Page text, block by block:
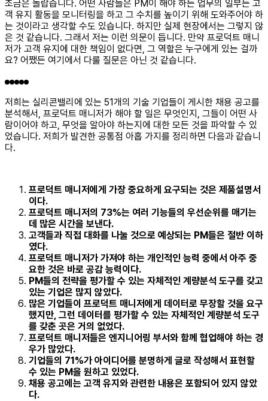
조금은 놀랍습니다. 어떤 사람들은 PM이 해야 하는 업무의 일부는 고
객 유지 활동을 모니터링을 하고 그 수치를 높이기 위해 도와주어야 하
는 것이라고 생각할 수도 있습니다. 하지만 실제 현장에서는 그렇지 않
은 것 같습니다. 그래서 저는 이런 의문이 듭니다. 만약 프로덕트 매니
저가 고객 유지에 대한 책임이 없다면, 그 역할은 누구에게 있는 걸까
요? 어쨌든 여기에서 다룰 질문은 아닌 것 같습니다.
저희는 실리콘밸리에 있는 51개의 기술 기업들이 게시한 채용 공고를
분석해서, 프로덕트 매니저가 해야 할 일은 무엇인지, 그들이 어떤 사
람이어야 하고, 무엇을 알아야 하는지에 대한 모든 것을 파악할 수 있
었습니다. 저희가 발견한 공통점 아홉 가지를 정리하면 다음과 같습니
다.
프로덕트 매니저에게 가장 중요하게 요구되는 것은 제품설명서
이다.
프로덕트 매니저의 73%는 여러 기능들의 우선순위를 매기는
데 많은 시간을 보낸다.
고객들과 직접 대화를 나눌 것으로 예상되는 PM들은 절반 이하
였다.
프로덕트 매니저가 가져야 하는 개인적인 능력 중에서 아주 중
요한 것은 바로 공감 능력이다.
PM들의 전략을 평가할 수 있는 자체적인 계량분석 도구를 갖고
있는 기업은 많지 않았다.
많은 기업들이 프로덕트 매니저에게 데이터로 무장할 것을 요구
했지만, 그런 데이터를 평가할 수 있는 자체적인 계량분석 도구
를 갖춘 곳은 거의 없었다.
프로덕트 매니저들은 엔지니어링 부서와 함께 협업해야 하는 경
우가 많았다.
기업들의 71%가 아이디어를 분명하게 글로 작성해서 표현할
수 있는 PM을 원하고 있었다.
채용 공고에는 고객 유지와 관련한 내용은 포함되어 있지 않았
다.